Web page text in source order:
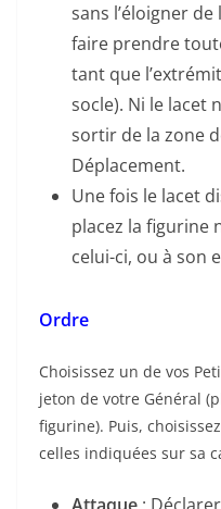
sans l’éloigner
faire prendre
tant que
socle). Ni le lacet
sortir de la zone
Déplacement.
Une fois le lacet
placez la figurine
celui-ci, ou à son
Ordre
Choisissez un de vos
jeton de votre Général
figurine). Puis,
celles indiquées sur sa